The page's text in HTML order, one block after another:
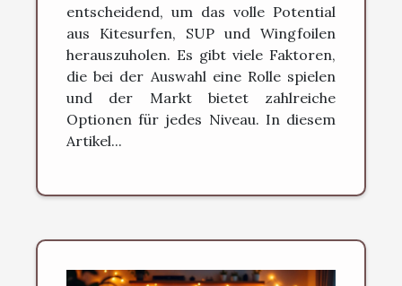
entscheidend, um das volle Potential
aus Kitesurfen, SUP und Wingfoilen
herauszuholen. Es gibt viele Faktoren,
die bei der Auswahl eine Rolle spielen
und der Markt bietet zahlreiche
Optionen für jedes Niveau. In diesem
Artikel...